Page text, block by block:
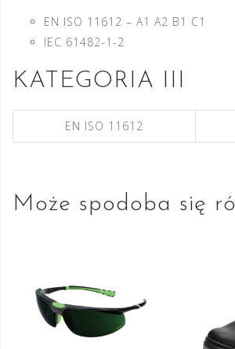
EN ISO 11612 – A1 A2 B1 C1
IEC 61482-1-2
KATEGORIA III
EN ISO 11612
Może spodoba się